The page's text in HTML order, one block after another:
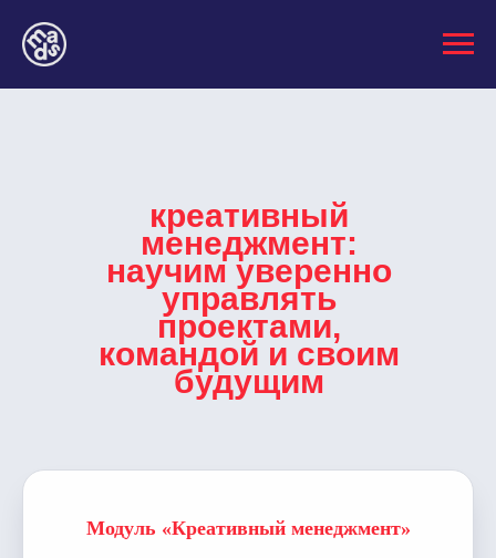
креативный
менеджмент:
научим уверенно
управлять
проектами,
командой и своим
будущим
Модуль «Креативный менеджмент»